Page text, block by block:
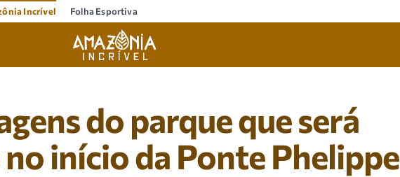
Incrível Folha Esportiva
do parque que será
início da Ponte Phelippe